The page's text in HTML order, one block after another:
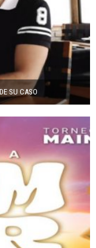
SU CASO